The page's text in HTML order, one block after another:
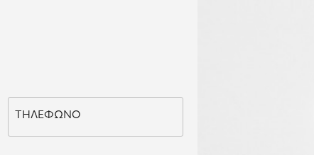
ΤΗΛΕΦΩΝΟ